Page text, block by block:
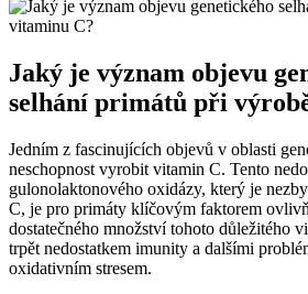
Jaký je význam objevu
selhání primátů při
Jedním z fascinujících objevů v oblasti
neschopnost vyrobit vitamin C. Tento
gulonolaktonového oxidázy, který je
C, je pro primáty klíčovým faktorem
dostatečného množství tohoto důležitého
trpět nedostatkem imunity a dalšími
oxidativním stresem.